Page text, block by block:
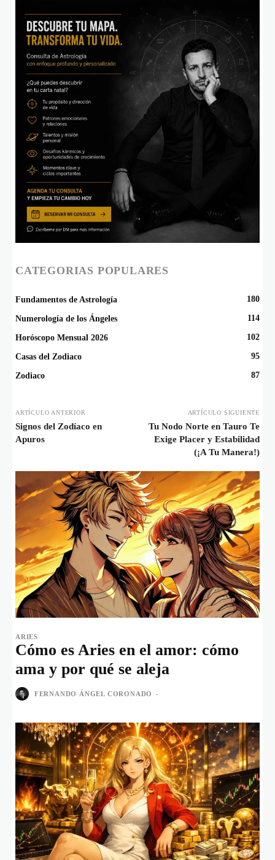
CATEGORIAS POPULARES
Fundamentos de Astrología 180
Numerología de los Ángeles 114
Horóscopo Mensual 2026 102
Casas del Zodiaco 95
Zodiaco 87
ARTÍCULO ANTERIOR
Signos del Zodíaco en
Apuros
ARTÍCULO SIGUIENTE
Tu Nodo Norte en Tauro Te
Exige Placer y Estabilidad
(¡A Tu Manera!)
ARIES
Cómo es Aries en el amor: cómo
ama y por qué se aleja
FERNANDO ÁNGEL CORONADO -